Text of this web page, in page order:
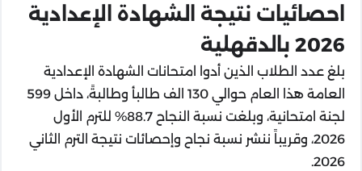
احصائيات نتيجة الشهادة الإعدادية
2026 بالدقهلية
بلغ عدد الطلاب الذين أدوا امتحانات الشهادة الإعدادية
العامة هذا العام حوالي 130 الف طالبأ وطالبةً، داخل 599
لجنة امتحانية، وبلغت نسبة النجاح 88.7% للترم الأول
2026، وقريباً ننشر نسبة نجاح وإحصائات نتيجة الترم الثاني
2026.